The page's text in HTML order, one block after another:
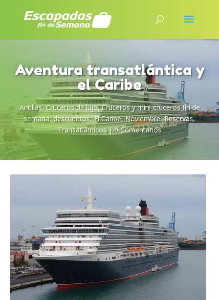
Aventura transatlántica y
el Caribe
Antillas,Cruceros de lujo,Cruceros y mini-cruceros fin de
semana,descuentos,El Caribe,Noviembre,Reservas,
Transatlánticos|0 Comentarios